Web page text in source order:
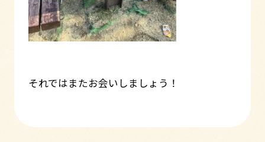
それではまたお会いしましょう！